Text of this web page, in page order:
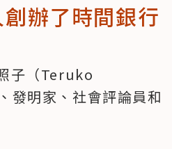
辦了時間銀行
子（Teruko
發明家、社會評論員和